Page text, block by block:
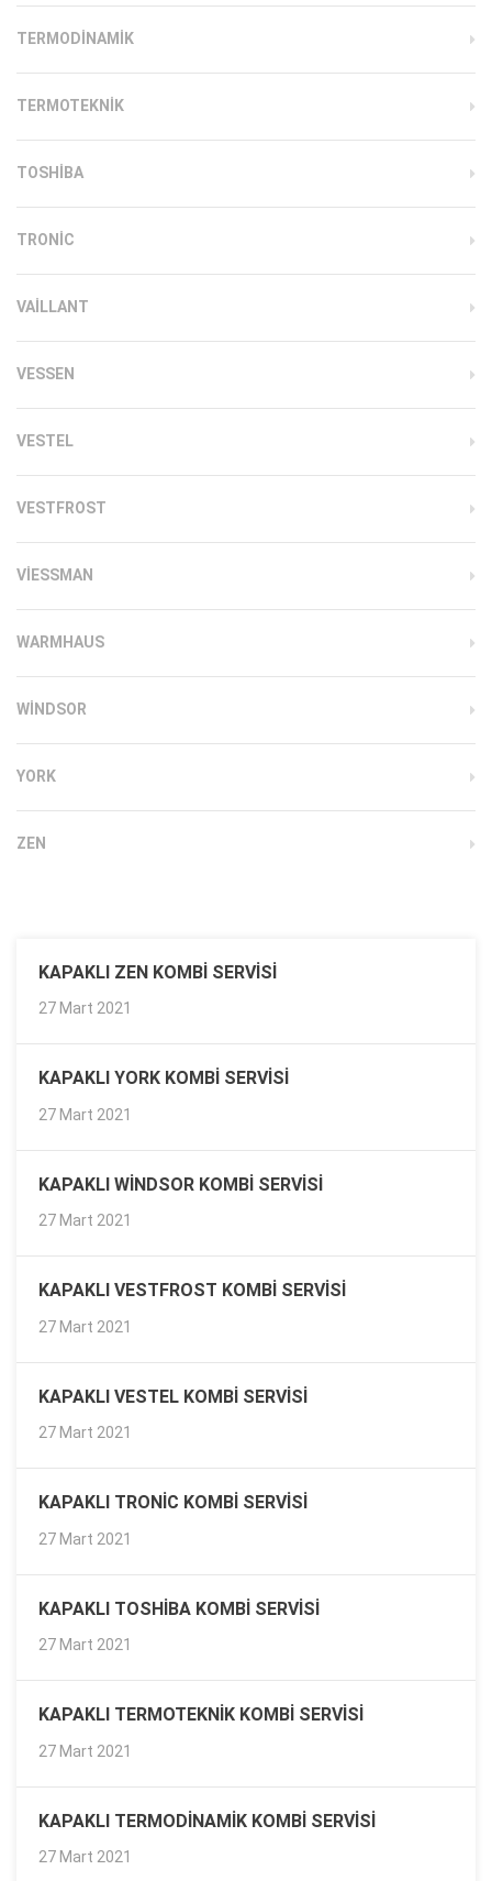
TERMODINAMIK
TERMOTEKNIK
TOSHIBA
TRONIC
VAILLANT
VESSEN
VESTEL
VESTFROST
VIESSMAN
WARMHAUS
WINDSOR
YORK
ZEN
KAPAKLI ZEN KOMBI SERVISI
27 Mart 2021
KAPAKLI YORK KOMBI SERVISI
27 Mart 2021
KAPAKLI WINDSOR KOMBI SERVISI
27 Mart 2021
KAPAKLI VESTFROST KOMBI SERVISI
27 Mart 2021
KAPAKLI VESTEL KOMBI SERVISI
27 Mart 2021
KAPAKLI TRONIC KOMBI SERVISI
27 Mart 2021
KAPAKLI TOSHIBA KOMBI SERVISI
27 Mart 2021
KAPAKLI TERMOTEKNIK KOMBI SERVISI
27 Mart 2021
KAPAKLI TERMODINAMIK KOMBI SERVISI
27 Mart 2021